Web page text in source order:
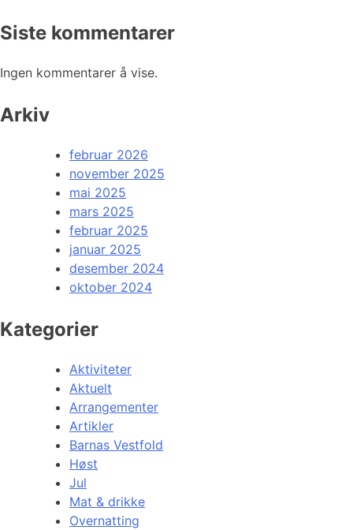
Siste kommentarer
Ingen kommentarer å vise.
Arkiv
februar 2026
november 2025
mai 2025
mars 2025
februar 2025
januar 2025
desember 2024
oktober 2024
Kategorier
Aktiviteter
Aktuelt
Arrangementer
Artikler
Barnas Vestfold
Høst
Jul
Mat & drikke
Overnatting